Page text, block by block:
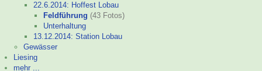
22.6.2014: Hoffest Lobau
Feldführung (43 Fotos)
Unterhaltung
13.12.2014: Station Lobau
Gewässer
Liesing
mehr ...